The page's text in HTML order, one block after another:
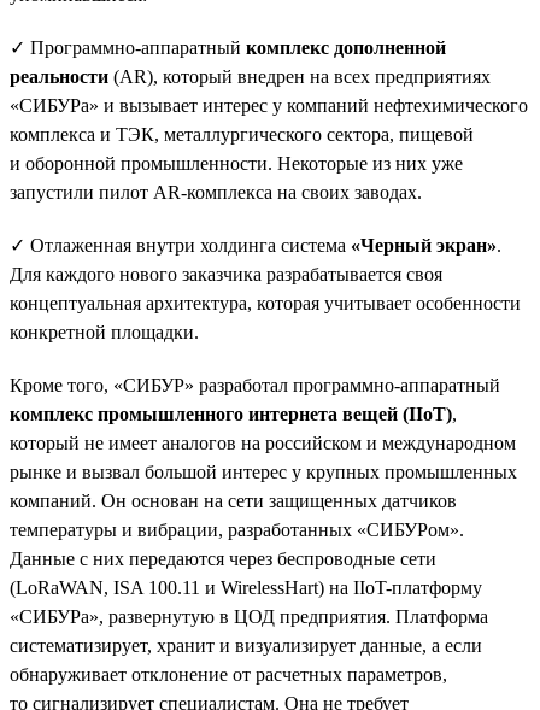
✓ Программно-аппаратный комплекс дополненной
реальности (AR), который внедрен на всех предприятиях
«СИБУРа» и вызывает интерес у компаний нефтехимического
комплекса и ТЭК, металлургического сектора, пищевой
и оборонной промышленности. Некоторые из них уже
запустили пилот AR-комплекса на своих заводах.
✓ Отлаженная внутри холдинга система «Черный экран».
Для каждого нового заказчика разрабатывается своя
концептуальная архитектура, которая учитывает особенности
конкретной площадки.
Кроме того, «СИБУР» разработал программно-аппаратный
комплекс промышленного интернета вещей (IIoT),
который не имеет аналогов на российском и международном
рынке и вызвал большой интерес у крупных промышленных
компаний. Он основан на сети защищенных датчиков
температуры и вибрации, разработанных «СИБУРом».
Данные с них передаются через беспроводные сети
(LoRaWAN, ISA 100.11 и WirelessHart) на IIoT-платформу
«СИБУРа», развернутую в ЦОД предприятия. Платформа
систематизирует, хранит и визуализирует данные, а если
обнаруживает отклонение от расчетных параметров,
то сигнализирует специалистам. Она не требует